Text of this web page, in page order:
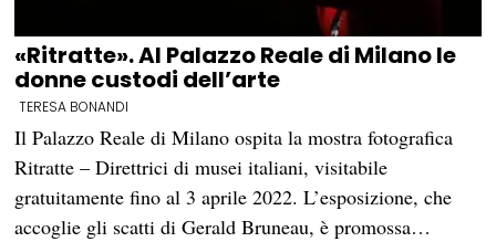
«Ritratte». Al Palazzo Reale di Milano le
donne custodi dell’arte
TERESA BONANDI
Il Palazzo Reale di Milano ospita la mostra fotografica
Ritratte – Direttrici di musei italiani, visitabile
gratuitamente fino al 3 aprile 2022. L’esposizione, che
accoglie gli scatti di Gerald Bruneau, è promossa…